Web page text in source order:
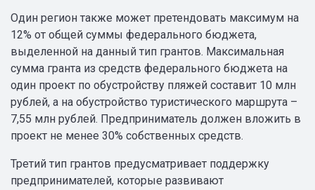
Один регион также может претендовать максимум на
12% от общей суммы федерального бюджета,
выделенной на данный тип грантов. Максимальная
сумма гранта из средств федерального бюджета на
один проект по обустройству пляжей составит 10 млн
рублей, а на обустройство туристического маршрута –
7,55 млн рублей. Предприниматель должен вложить в
проект не менее 30% собственных средств.
Третий тип грантов предусматривает поддержку
предпринимателей, которые развивают